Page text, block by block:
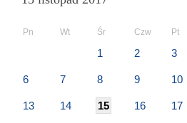
Pn Wt Śr Czw Pt
1 2 3
6 7 8 9 10
13 14 15 16 17